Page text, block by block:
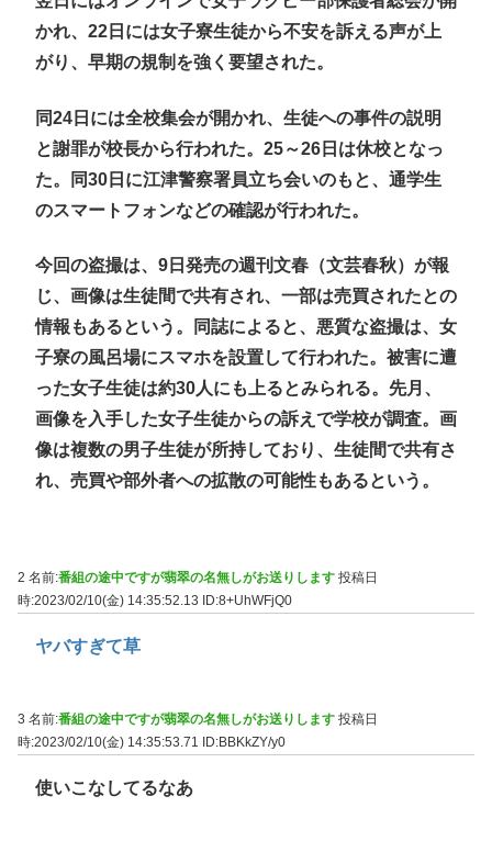
かれ、22日には女子寮生徒から不安を訴える声が上
がり、早期の規制を強く要望された。
同24日には全校集会が開かれ、生徒への事件の説明
と謝罪が校長から行われた。25～26日は休校となっ
た。同30日に江津警察署員立ち会いのもと、通学生
のスマートフォンなどの確認が行われた。
今回の盗撮は、9日発売の週刊文春（文芸春秋）が報
じ、画像は生徒間で共有され、一部は売買されたとの
情報もあるという。同誌によると、悪質な盗撮は、女
子寮の風呂場にスマホを設置して行われた。被害に遭
った女子生徒は約30人にも上るとみられる。先月、
画像を入手した女子生徒からの訴えで学校が調査。画
像は複数の男子生徒が所持しており、生徒間で共有さ
れ、売買や部外者への拡散の可能性もあるという。
2 名前:番組の途中ですが翡翠の名無しがお送りします 投稿日
時:2023/02/10(金) 14:35:52.13
ID:8+UhWFjQ0
ヤバすぎて草
3 名前:番組の途中ですが翡翠の名無しがお送りします 投稿日
時:2023/02/10(金) 14:35:53.71 ID:BBKkZY/y0
使いこなしてるなあ